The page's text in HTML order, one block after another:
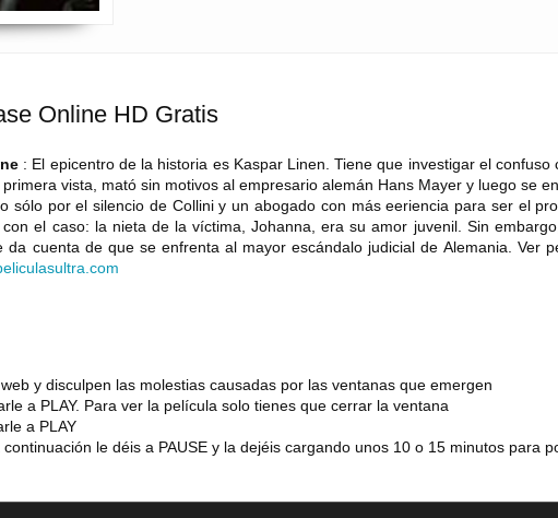
Online HD Gratis
: El epicentro de la historia es Kaspar Linen. Tiene que investigar el confuso
vista, mató sin motivos al empresario alemán Hans Mayer y luego se
sólo por el silencio de Collini y un abogado con más eeriencia para ser el
el caso: la nieta de la víctima, Johanna, era su amor juvenil. Sin
da cuenta de que se enfrenta al mayor escándalo judicial de Alemania. Ver
com
y disculpen las molestias causadas por las ventanas que emergen
a PLAY. Para ver la película solo tienes que cerrar la ventana
a PLAY
le déis a PAUSE y la dejéis cargando unos 10 o 15 minutos para